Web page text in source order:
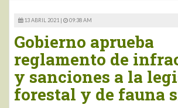
13 ABRIL 2021 | 09:38 AM
Gobierno aprueba
reglamento de
y sanciones a la
forestal y de fauna